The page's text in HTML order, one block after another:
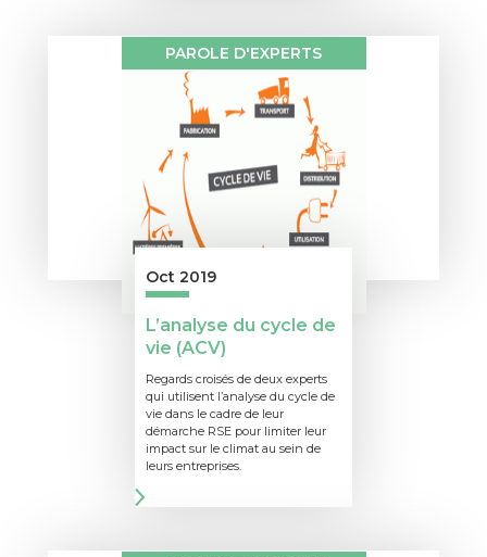
PAROLE D'EXPERTS
Oct 2019
L’analyse du cycle de
vie (ACV)
Regards croisés de deux experts
qui utilisent l’analyse du cycle de
vie dans le cadre de leur
démarche RSE pour limiter leur
impact sur le climat au sein de
leurs entreprises.